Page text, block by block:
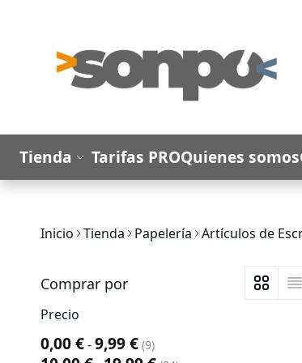
Tienda Tarifas PROQuienes somos
Inicio Tienda Papelería Artículos de
Comprar por
Precio
0,00 €-9,99 € 9
artículo
Ver como
Parrilla